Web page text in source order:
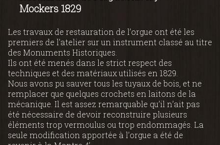
Mockers 1829
Les travaux de restauration de l’orgue ont été les
premiers de l'atelier sur un instrument classé au titre
des Monuments Historiques.
Ils ont été menés dans le strict respect des
techniques et des matériaux utilisés en 1829.
Nous avons pu sauver tous les tuyaux de bois, et ne
remplacer que quelques crochets en laitons de la
mécanique. Il est assez remarquable qu’il n’ait pas
été nécessaire de devoir reconstruire plusieurs
éléments trop vermoulus ou trop endommagés. La
seule modification apportée à l’orgue a été de